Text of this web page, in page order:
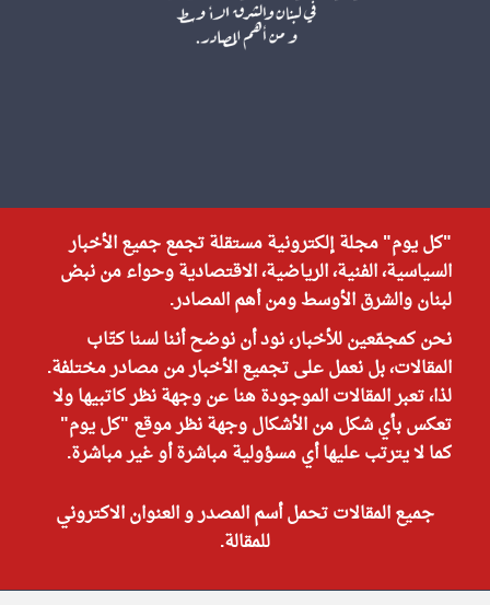
"كل يوم" مجلة إلكترونية مستقلة تجمع جميع الأخبار
السياسية، الفنية، الرياضية، الاقتصادية وحواء من نبض
لبنان والشرق الأوسط ومن أهم المصادر.
نحن كمجمّعين للأخبار، نود أن نوضح أننا لسنا كتّاب
المقالات، بل نعمل على تجميع الأخبار من مصادر مختلفة.
لذا، تعبر المقالات الموجودة هنا عن وجهة نظر كاتبيها ولا
تعكس بأي شكل من الأشكال وجهة نظر موقع "كل يوم"
كما لا يترتب عليها أي مسؤولية مباشرة أو غير مباشرة.
جميع المقالات تحمل أسم المصدر و العنوان الاكتروني
للمقالة.